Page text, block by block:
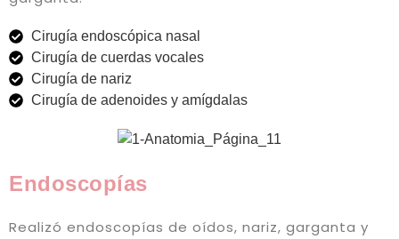
Cirugía endoscópica nasal
Cirugía de cuerdas vocales
Cirugía de nariz
Cirugía de adenoides y amígdalas
Endoscopías
Realizó endoscopías de oídos, nariz, garganta y